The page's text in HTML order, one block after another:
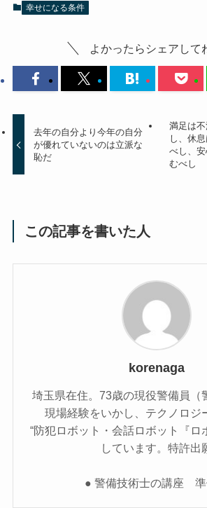
幸せになる条件
よかったらシェアして
去年の自分より今年の自分
が優れていないのは立派な
恥だ
満足は
し、休
べし、
むべし
この記事を書いた人
korenaga
埼玉県在住。73歳の現役警備員（
現場経験をいかし、テクノロジ
“防犯ロボット・会話ロボット『ロ
しています。特許出
● 警備技術士の講座 準